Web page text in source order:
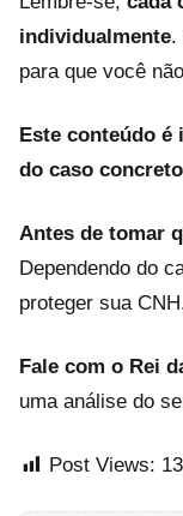
individualmente.
para que você
Este conteúdo
do caso
Antes de tomar
Dependendo do
proteger sua
Fale com o Rei
uma análise do
Post Views: